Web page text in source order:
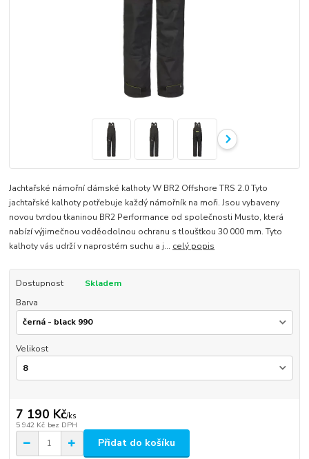
Jachtařské námořní dámské kalhoty W BR2 Offshore TRS 2.0 Tyto
jachtařské kalhoty potřebuje každý námořník na moři. Jsou vybaveny
novou tvrdou tkaninou BR2 Performance od společnosti Musto, která
nabízí výjimečnou voděodolnou ochranu s tloušťkou 30 000 mm. Tyto
kalhoty vás udrží v naprostém suchu a j... celý popis
Dostupnost
Skladem
Barva
Velikost
7 190 Kč/ks
5 942 Kč bez DPH
Přidat do košíku